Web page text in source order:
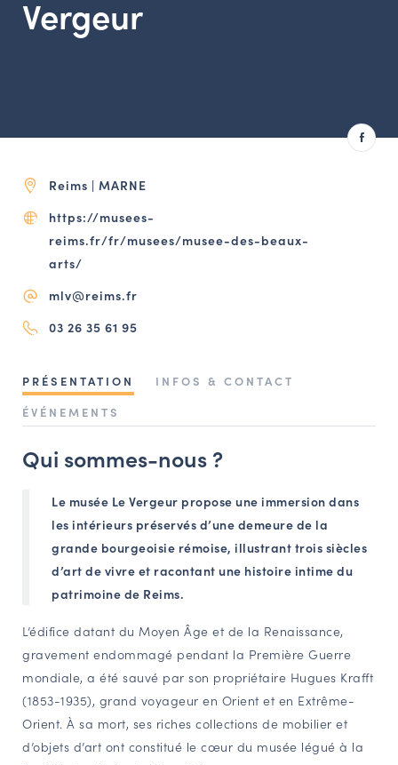
CONTACT
Annuaire
Ressources
OFFRES D’EMPLOI ET DE STAGE
BOURSE D’ÉCHANGE
OUTILS EN LIGNE
Espace acteurs
NAVIGATION FILTRÉE « ACTEURS »
Comité d'Histoire Régionale
Service Inventaire et Patrimoines de la Région Grand Est
Amateurs d’histoire et de patrimoine
Responsables de structures
Vergeur
Reims | MARNE
https://musees-
reims.fr/fr/musees/musee-des-beaux-
arts/
mlv@reims.fr
03 26 35 61 95
PRÉSENTATION
INFOS & CONTACT
ÉVÉNEMENTS
Qui sommes-nous ?
Le musée Le Vergeur propose une immersion dans
les intérieurs préservés d’une demeure de la
grande bourgeoisie rémoise, illustrant trois siècles
d’art de vivre et racontant une histoire intime du
patrimoine de Reims.
L’édifice datant du Moyen Âge et de la Renaissance,
gravement endommagé pendant la Première Guerre
mondiale, a été sauvé par son propriétaire Hugues Krafft
(1853-1935), grand voyageur en Orient et en Extrême-
Orient. À sa mort, ses riches collections de mobilier et
d’objets d’art ont constitué le cœur du musée légué à la